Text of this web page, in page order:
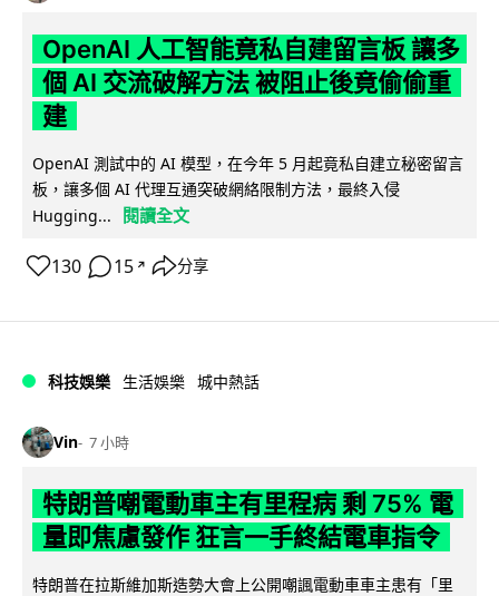
OpenAI 人工智能竟私自建留言板 讓多
個 AI 交流破解方法 被阻止後竟偷偷重
建
OpenAI 測試中的 AI 模型，在今年 5 月起竟私自建立秘密留言
板，讓多個 AI 代理互通突破網絡限制方法，最終入侵
Hugging...
閱讀全文
130 15 ↗ 分享
科技娛樂 生活娛樂 城中熱話
Vin 7 小時
特朗普嘲電動車主有里程病 剩 75% 電
量即焦慮發作 狂言一手終結電車指令
特朗普在拉斯維加斯造勢大會上公開嘲諷電動車車主患有「里